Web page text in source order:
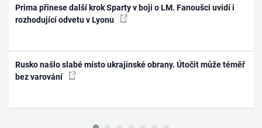
Prima přinese další krok Sparty v boji o LM. Fanoušci uvidí i
rozhodující odvetu v Lyonu
Rusko našlo slabé místo ukrajinské obrany. Útočit může téměř
bez varování